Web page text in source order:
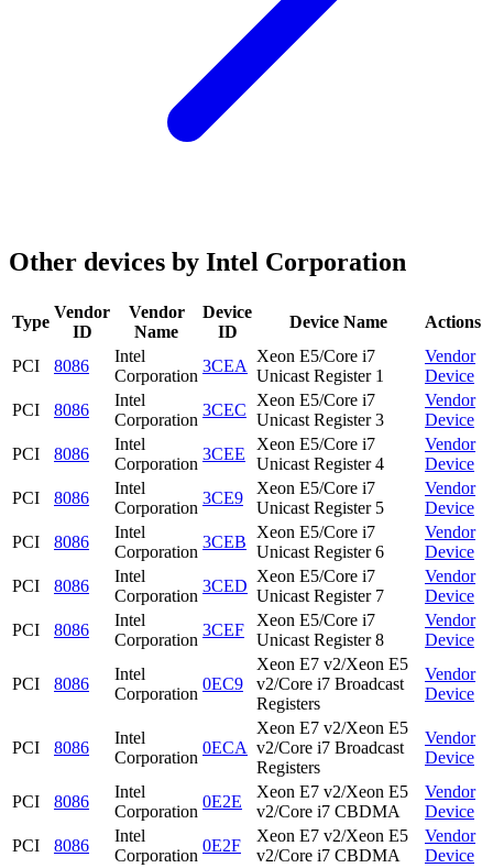
Other devices by Intel Corporation
Type
Vendor
ID
Vendor
Name
Device
ID
Device Name Actions
PCI 8086
Intel
Corporation
3CEA
Xeon E5/Core i7
Unicast Register 1
Vendor
Device
PCI
8086
Intel
Corporation
3CEC
Xeon E5/Core i7
Unicast Register 3
Vendor
Device
PCI
8086
Intel
Corporation
3CEE
Xeon E5/Core i7
Unicast Register 4
Vendor
Device
PCI
8086
Intel
Corporation
3CE9
Xeon E5/Core i7
Unicast Register 5
Vendor
Device
PCI
8086
Intel
Corporation
3CEB
Xeon E5/Core i7
Unicast Register 6
Vendor
Device
PCI
8086
Intel
Corporation
3CED
Xeon E5/Core i7
Unicast Register 7
Vendor
Device
PCI
8086
Intel
Corporation
3CEF
Xeon E5/Core i7
Unicast Register 8
Vendor
Device
PCI 8086
Intel
Corporation
0EC9
Xeon E7 v2/Xeon E5
v2/Core i7 Broadcast
Registers
Vendor
Device
PCI 8086
Intel
Corporation
0ECA
Xeon E7 v2/Xeon E5
v2/Core i7 Broadcast
Registers
Vendor
Device
PCI 8086
Intel
Corporation
0E2E
Xeon E7 v2/Xeon E5
v2/Core i7 CBDMA
Vendor
Device
PCI
8086
Intel
Corporation
0E2F
Xeon E7 v2/Xeon E5
v2/Core i7 CBDMA
Vendor
Device